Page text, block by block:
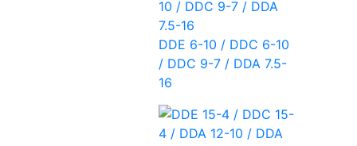
DDE 6-10 / DDC 6-10
/ DDC 9-7 / DDA 7.5-
16